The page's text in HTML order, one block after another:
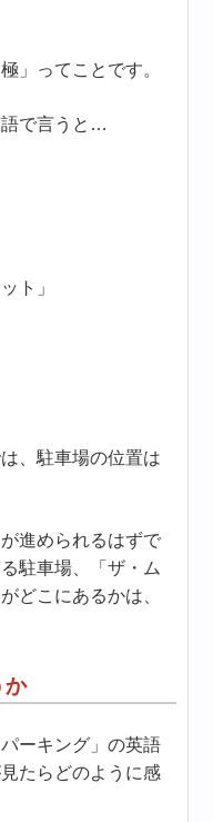
」ってことです。
語で言うと…
ト」
、駐車場の位置は
進められるはずで
駐車場、「ザ・ム
どこにあるかは、
か
ーキング」の英語
たらどのように感